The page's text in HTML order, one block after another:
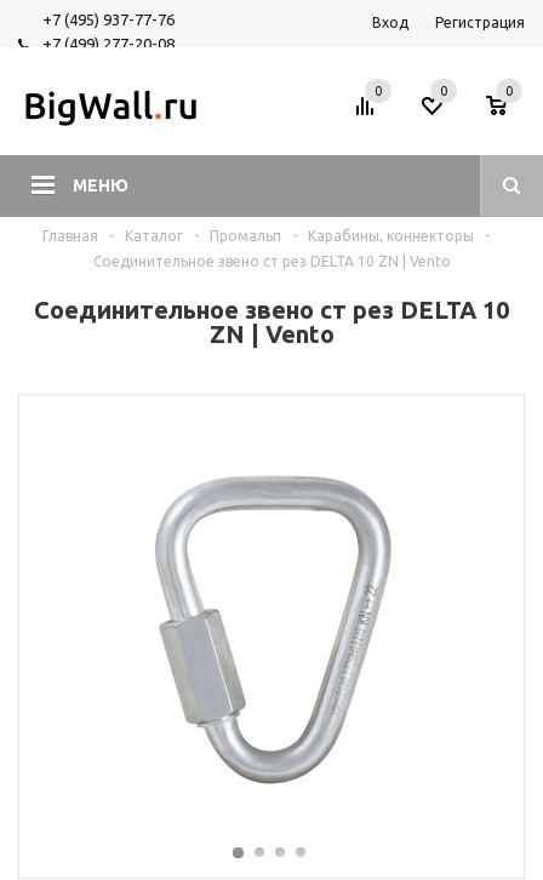
+7 (495) 937-77-76
+7 (499) 277-20-08
Вход Регистрация
МЕНЮ
0 0
0
Главная - Каталог - Промальп - Карабины, коннекторы
-
Соединительное звено ст рез DELTA 10 ZN | Vento
Соединительное звено ст рез DELTA 10
ZN | Vento